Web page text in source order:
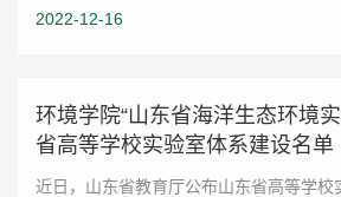
2022-12-16
环境学院“山东省海洋生态环境
省高等学校实验室体系建设名单
近日，山东省教育厅公布山东省高等学校